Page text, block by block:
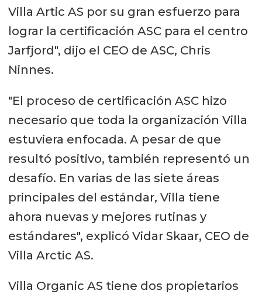
Villa Artic AS por su gran esfuerzo para
lograr la certificación ASC para el centro
Jarfjord", dijo el CEO de ASC, Chris
Ninnes.
"El proceso de certificación ASC hizo
necesario que toda la organización Villa
estuviera enfocada. A pesar de que
resultó positivo, también representó un
desafío. En varias de las siete áreas
principales del estándar, Villa tiene
ahora nuevas y mejores rutinas y
estándares", explicó Vidar Skaar, CEO de
Villa Arctic AS.
Villa Organic AS tiene dos propietarios